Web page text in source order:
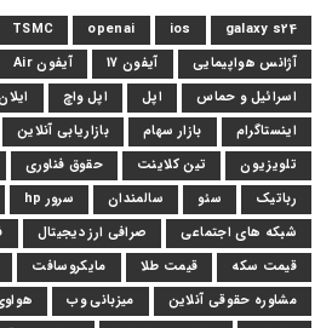
galaxy s24
ios
openai
TSMC
آژانس هواپیمایی
آیفون 17 آیفون Air
اسرائیل و حماس
اپل اپل واچ
اینستاگرام
بازار سهام بازاریابی آنلاین
تلویزیون
تین کلاینت حقوق فناوری
رباتیک
سئو سالمندان سرور hp
شبکه های اجتماعی
صرافی ارز دیجیتال
قیمت سکه
قیمت طلا مایکروسافت
مشاوره حقوقی آنلاین
میزبانی وب